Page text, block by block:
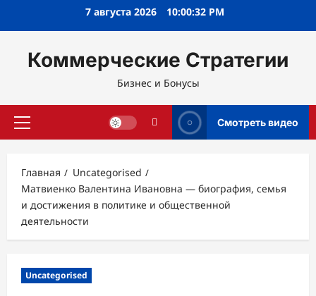
7 августа 2026 10:00:33 PM
Коммерческие Стратегии
Бизнес и Бонусы
Основное
Смотреть видео
Главная
Uncategorised
Матвиенко Валентина Ивановна — биография, семья
и достижения в политике и общественной
деятельности
Uncategorised